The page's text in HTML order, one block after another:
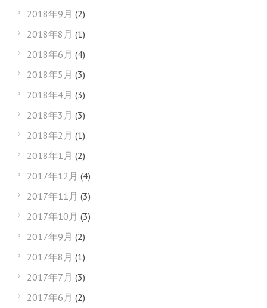
2018年9月 (2)
2018年8月 (1)
2018年6月 (4)
2018年5月 (3)
2018年4月 (3)
2018年3月 (3)
2018年2月 (1)
2018年1月 (2)
2017年12月 (4)
2017年11月 (3)
2017年10月 (3)
2017年9月 (2)
2017年8月 (1)
2017年7月 (3)
2017年6月 (2)